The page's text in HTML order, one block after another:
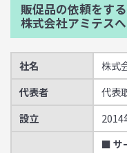
販促品の依頼をす
株式会社アミテスへ
社名
株式
代表者
代表
設立
2014
■ サ